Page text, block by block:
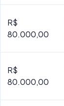
R$
80.000,00
R$
80.000,00